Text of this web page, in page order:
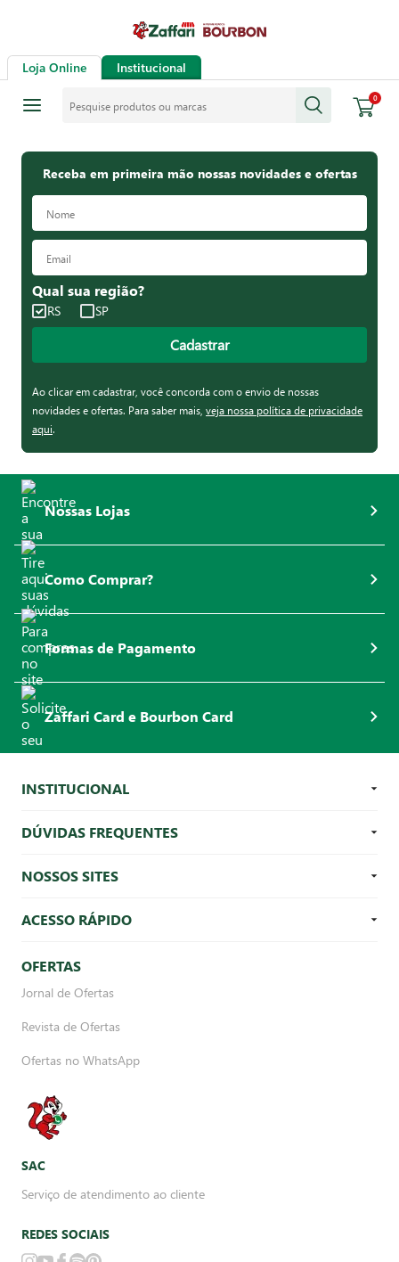
Loja Online Institucional
0
Receba em primeira mão nossas novidades e ofertas
Qual sua região?
RS SP
Cadastrar
Ao clicar em cadastrar, você concorda com o envio de nossas
novidades e ofertas. Para saber mais, veja nossa política de privacidade
aqui.
Nossas Lojas
Como Comprar?
Formas de Pagamento
Zaffari Card e Bourbon Card
INSTITUCIONAL
DÚVIDAS FREQUENTES
NOSSOS SITES
ACESSO RÁPIDO
OFERTAS
Jornal de Ofertas
Revista de Ofertas
Ofertas no WhatsApp
SAC
Serviço de atendimento ao cliente
REDES SOCIAIS